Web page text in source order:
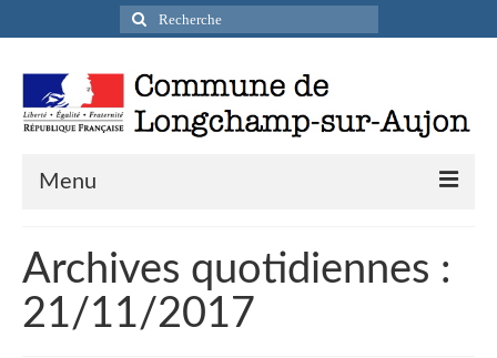
Rechercher
:
Menu
Infos pratiques
Présentation de la commune
Archives quotidiennes :
21/11/2017